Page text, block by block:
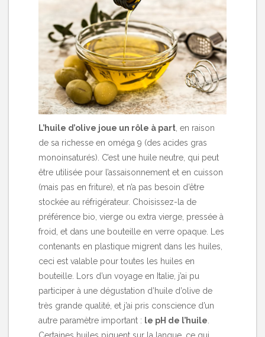
L’huile d’olive joue un rôle à part , en raison
de sa richesse en oméga 9 (des acides gras
monoinsaturés). C’est une huile neutre, qui peut
être utilisée pour l’assaisonnement et en cuisson
(mais pas en friture), et n’a pas besoin d’être
stockée au réfrigérateur. Choisissez-la de
préférence bio, vierge ou extra vierge, pressée à
froid, et dans une bouteille en verre opaque. Les
contenants en plastique migrent dans les huiles,
ceci est valable pour toutes les huiles en
bouteille. Lors d’un voyage en Italie, j’ai pu
participer à une dégustation d’huile d’olive de
très grande qualité, et j’ai pris conscience d’un
autre paramètre important : le pH de l’huile